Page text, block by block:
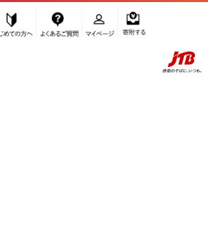
ふるぽ JTBのふるさと納税サイト